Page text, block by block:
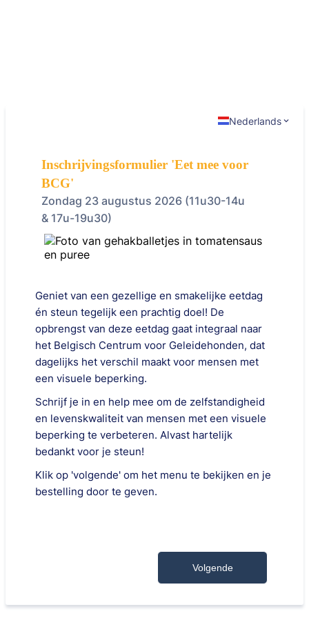
Nederlands
Inschrijvingsformulier 'Eet mee voor
BCG'
Zondag 23 augustus 2026 (11u30-14u
& 17u-19u30)
Geniet van een gezellige en smakelijke eetdag
én steun tegelijk een prachtig doel! De
opbrengst van deze eetdag gaat integraal naar
het Belgisch Centrum voor Geleidehonden, dat
dagelijks het verschil maakt voor mensen met
een visuele beperking.
Schrijf je in en help mee om de zelfstandigheid
en levenskwaliteit van mensen met een visuele
beperking te verbeteren. Alvast hartelijk
bedankt voor je steun!
Klik op 'volgende' om het menu te bekijken en je
bestelling door te geven.
Volgende